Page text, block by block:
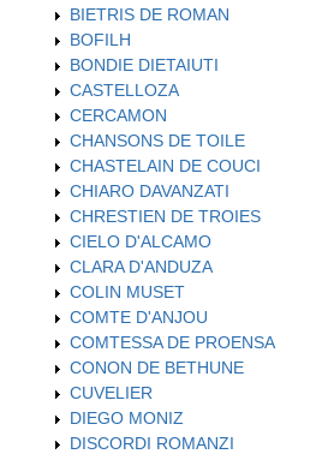
BIETRIS DE ROMAN
BOFILH
BONDIE DIETAIUTI
CASTELLOZA
CERCAMON
CHANSONS DE TOILE
CHASTELAIN DE COUCI
CHIARO DAVANZATI
CHRESTIEN DE TROIES
CIELO D'ALCAMO
CLARA D'ANDUZA
COLIN MUSET
COMTE D'ANJOU
COMTESSA DE PROENSA
CONON DE BETHUNE
CUVELIER
DIEGO MONIZ
DISCORDI ROMANZI